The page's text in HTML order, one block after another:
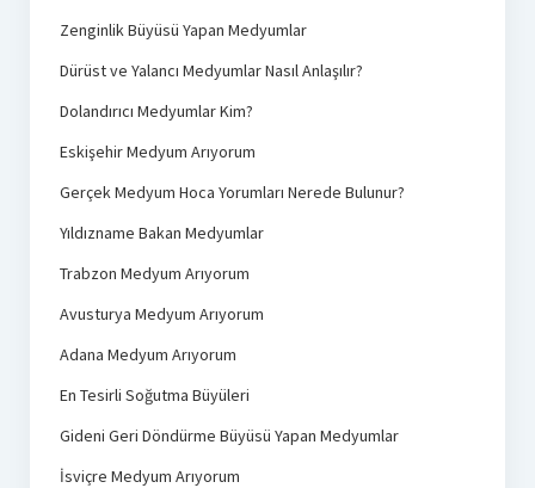
Zenginlik Büyüsü Yapan Medyumlar
Dürüst ve Yalancı Medyumlar Nasıl Anlaşılır?
Dolandırıcı Medyumlar Kim?
Eskişehir Medyum Arıyorum
Gerçek Medyum Hoca Yorumları Nerede Bulunur?
Yıldızname Bakan Medyumlar
Trabzon Medyum Arıyorum
Avusturya Medyum Arıyorum
Adana Medyum Arıyorum
En Tesirli Soğutma Büyüleri
Gideni Geri Döndürme Büyüsü Yapan Medyumlar
İsviçre Medyum Arıyorum